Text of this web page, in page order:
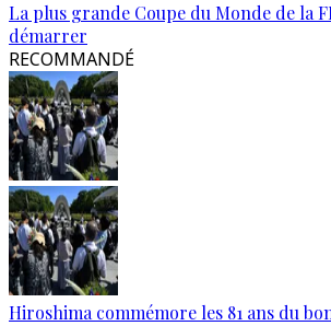
La plus grande Coupe du Monde de la
démarrer
RECOMMANDÉ
Hiroshima commémore les 81 ans du